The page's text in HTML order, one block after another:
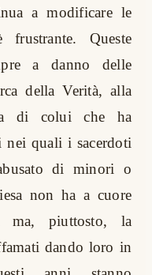
a modificare le
Queste
a danno delle
della Verità, alla
di colui che ha
nei quali i sacerdoti
di minori o
non ha a cuore
ma, piuttosto, la
dando loro in